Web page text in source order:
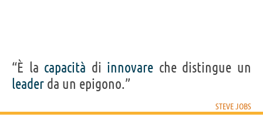
“È la capacità di innovare che distingue un
leader da un epigono.”
STEVE JOBS